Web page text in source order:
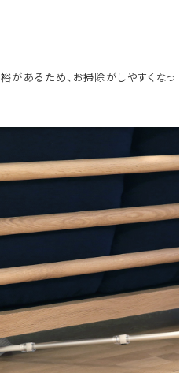
があるため、お掃除がしやすくなっ